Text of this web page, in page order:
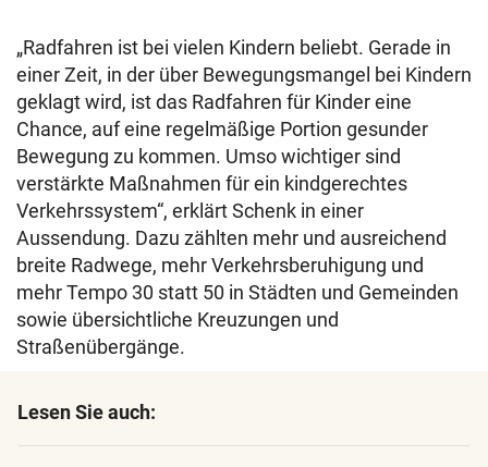
„Radfahren ist bei vielen Kindern beliebt. Gerade in
einer Zeit, in der über Bewegungsmangel bei Kindern
geklagt wird, ist das Radfahren für Kinder eine
Chance, auf eine regelmäßige Portion gesunder
Bewegung zu kommen. Umso wichtiger sind
verstärkte Maßnahmen für ein kindgerechtes
Verkehrssystem“, erklärt Schenk in einer
Aussendung. Dazu zählten mehr und ausreichend
breite Radwege, mehr Verkehrsberuhigung und
mehr Tempo 30 statt 50 in Städten und Gemeinden
sowie übersichtliche Kreuzungen und
Straßenübergänge.
Lesen Sie auch: